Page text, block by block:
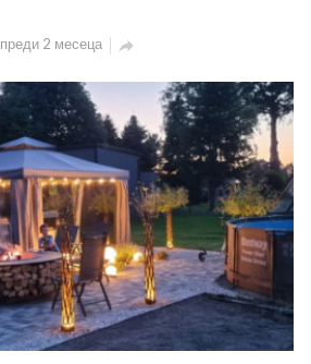
преди 2 месеца 